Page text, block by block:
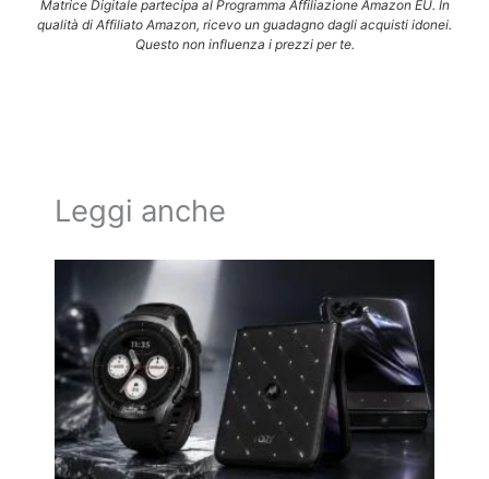
Matrice Digitale partecipa al Programma Affiliazione Amazon EU. In
qualità di Affiliato Amazon, ricevo un guadagno dagli acquisti idonei.
Questo non influenza i prezzi per te.
Leggi anche